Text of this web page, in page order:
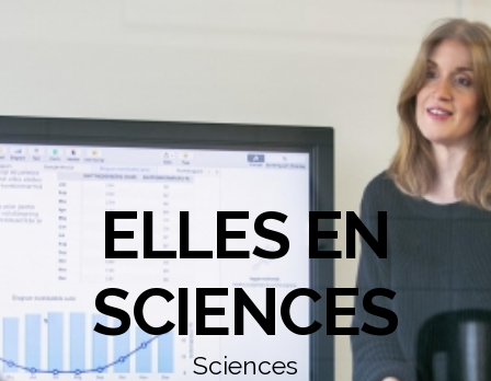
ELLES EN
SCIENCES
Sciences